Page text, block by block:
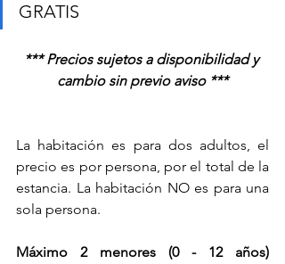
GRATIS
*** Precios sujetos a disponibilidad y
cambio sin previo aviso ***
La habitación es para dos adultos, el
precio es por persona, por el total de la
estancia. La habitación NO es para una
sola persona.
Máximo 2 menores (0 - 12 años)